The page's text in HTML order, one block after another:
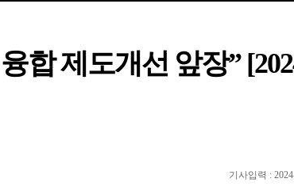
합 제도개선 앞장”
기사입력 :